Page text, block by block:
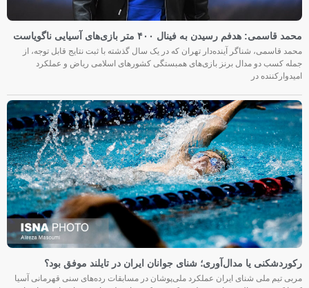
محمد قاسمی: هدفم رسیدن به فینال ۴۰۰ متر بازی‌های آسیایی ناگویاست
محمد قاسمی، شناگر آینده‌دار تهران که در یک سال گذشته با ثبت نتایج قابل توجه، از
جمله کسب دو مدال برنز بازی‌های همبستگی کشورهای اسلامی ریاض و عملکرد
امیدوارکننده در
رکوردشکنی یا مدال‌آوری؛ شنای جوانان ایران در تایلند موفق بود؟
مربی تیم ملی شنای ایران عملکرد ملی‌پوشان در مسابقات رده‌های سنی قهرمانی آسیا